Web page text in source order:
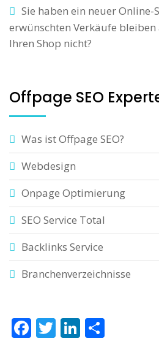
Sie haben ein neuer Online-
erwünschten Verkäufe bleiben
Ihren Shop nicht?
Offpage SEO
Was ist Offpage SEO?
Webdesign
Onpage Optimierung
SEO Service Total
Backlinks Service
Branchenverzeichnisse
Facebook
TwitterLinkedIn